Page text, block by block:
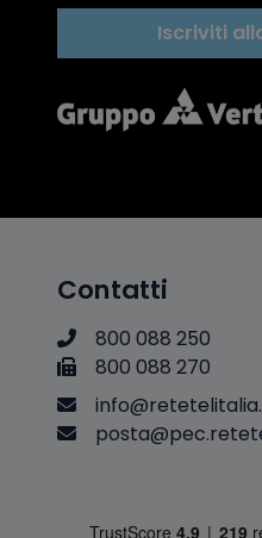
Iscriviti
Contatti
800 088 250
800 088 270
info@retetelitalia.
posta@pec.retet